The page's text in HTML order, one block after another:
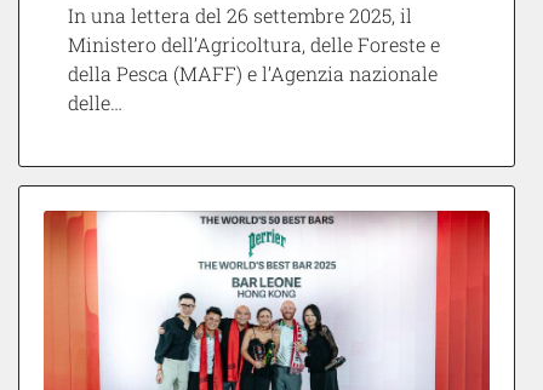
In una lettera del 26 settembre 2025, il
Ministero dell’Agricoltura, delle Foreste e
della Pesca (MAFF) e l’Agenzia nazionale
delle…